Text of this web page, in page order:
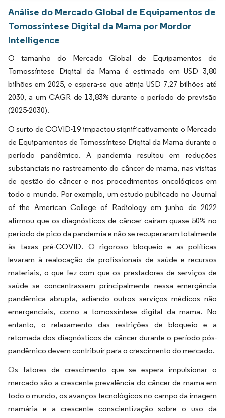
Análise do Mercado Global de Equipamentos de
Tomossíntese Digital da Mama por Mordor
Intelligence
O tamanho do Mercado Global de Equipamentos de
Tomossíntese Digital da Mama é estimado em USD 3,80
bilhões em 2025, e espera-se que atinja USD 7,27 bilhões até
2030, a um CAGR de 13,83% durante o período de previsão
(2025-2030).
O surto de COVID-19 impactou significativamente o Mercado
de Equipamentos de Tomossíntese Digital da Mama durante o
período pandêmico. A pandemia resultou em reduções
substanciais no rastreamento do câncer de mama, nas visitas
de gestão do câncer e nos procedimentos oncológicos em
todo o mundo. Por exemplo, um estudo publicado no Journal
of the American College of Radiology em junho de 2022
afirmou que os diagnósticos de câncer caíram quase 50% no
período de pico da pandemia e não se recuperaram totalmente
às taxas pré-COVID. O rigoroso bloqueio e as políticas
levaram à realocação de profissionais de saúde e recursos
materiais, o que fez com que os prestadores de serviços de
saúde se concentrassem principalmente nessa emergência
pandêmica abrupta, adiando outros serviços médicos não
emergenciais, como a tomossíntese digital da mama. No
entanto, o relaxamento das restrições de bloqueio e a
retomada dos diagnósticos de câncer durante o período pós-
pandêmico devem contribuir para o crescimento do mercado.
Os fatores de crescimento que se espera impulsionar o
mercado são a crescente prevalência do câncer de mama em
todo o mundo, os avanços tecnológicos no campo da imagem
mamária e a crescente conscientização sobre o uso da